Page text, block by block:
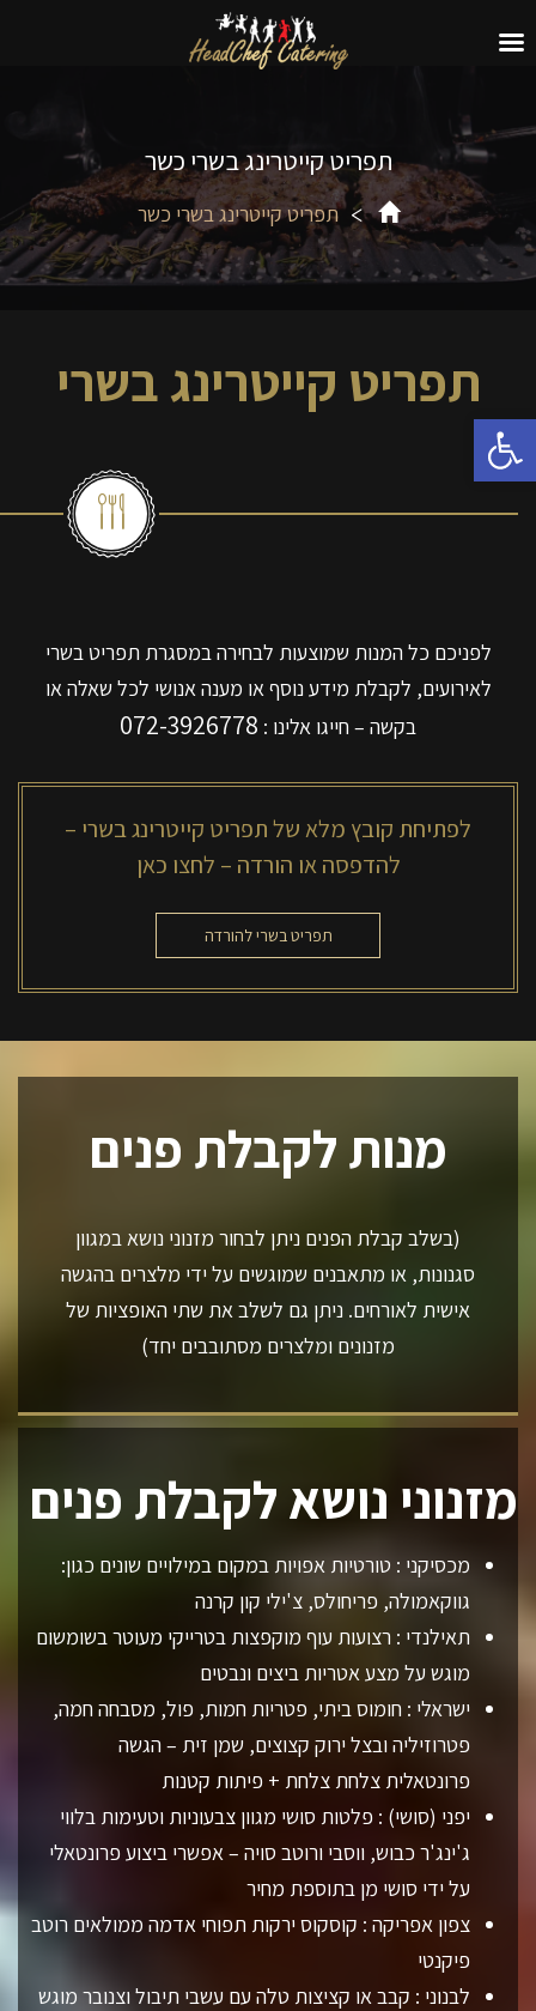
תפריט קייטרינג בשרי כשר
תפריט קייטרינג בשרי כשר
תפריט קייטרינג בשרי
לפניכם כל המנות שמוצעות לבחירה במסגרת תפריט בשרי
לאירועים, לקבלת מידע נוסף או מענה אנושי לכל שאלה או
בקשה – חייגו אלינו : 072-3926778
תפריט בשרי להורדה
לפתיחת קובץ מלא של תפריט קייטרינג בשרי –
להדפסה או הורדה – לחצו כאן
מנות לקבלת פנים
(בשלב קבלת הפנים ניתן לבחור מזנוני נושא במגוון
סגנונות, או מתאבנים שמוגשים על ידי מלצרים בהגשה
אישית לאורחים. ניתן גם לשלב את שתי האופציות של
מזנונים ומלצרים מסתובבים יחד)
מזנוני נושא לקבלת פנים
מכסיקני : טורטיות אפויות במקום במילויים שונים כגון:
גווקאמולה, פריחולס, צ'ילי קון קרנה
תאילנדי : רצועות עוף מוקפצות בטרייקי מעוטר בשומשום
מוגש על מצע אטריות ביצים ונבטים
ישראלי : חומוס ביתי, פטריות חמות, פול, מסבחה חמה,
פטרוזיליה ובצל ירוק קצוצים, שמן זית – הגשה
פרונטאלית צלחת צלחת + פיתות קטנות
יפני (סושי) : פלטות סושי מגוון צבעוניות וטעימות בלווי
ג'ינג'ר כבוש, ווסבי ורוטב סויה – אפשרי ביצוע פרונטאלי
על ידי סושי מן בתוספת מחיר
צפון אפריקה : קוסקוס ירקות תפוחי אדמה ממולאים רוטב
פיקנטי
לבנוני : קבב או קציצות טלה עם עשבי תיבול וצנובר מוגש
פתח סרגל נגישות